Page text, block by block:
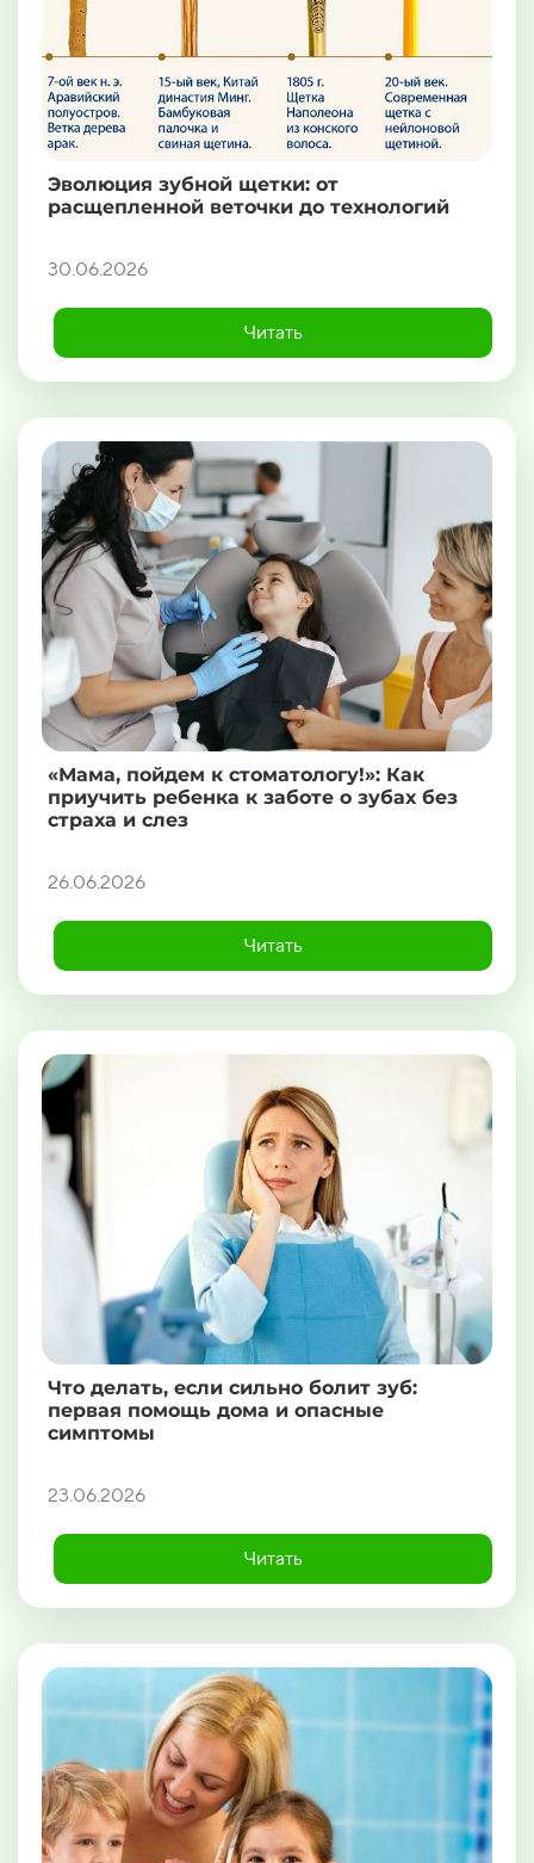
Эволюция зубной щетки: от
расщепленной веточки до технологий
30.06.2026
Читать
«Мама, пойдем к стоматологу!»: Как
приучить ребенка к заботе о зубах без
страха и слез
26.06.2026
Читать
Что делать, если сильно болит зуб:
первая помощь дома и опасные
симптомы
23.06.2026
Читать